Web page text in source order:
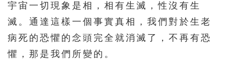
宇宙一切現象是相，相有生滅，性沒有生
滅。通達這樣一個事實真相，我們對於生老
病死的恐懼的念頭完全就消滅了，不再有恐
懼，那是我們所變的。